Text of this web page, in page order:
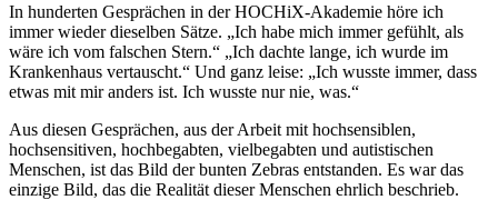
In hunderten Gesprächen in der HOCHiX-Akademie höre ich
immer wieder dieselben Sätze. „Ich habe mich immer gefühlt, als
wäre ich vom falschen Stern.“ „Ich dachte lange, ich wurde im
Krankenhaus vertauscht.“ Und ganz leise: „Ich wusste immer, dass
etwas mit mir anders ist. Ich wusste nur nie, was.“
Aus diesen Gesprächen, aus der Arbeit mit hochsensiblen,
hochsensitiven, hochbegabten, vielbegabten und autistischen
Menschen, ist das Bild der bunten Zebras entstanden. Es war das
einzige Bild, das die Realität dieser Menschen ehrlich beschrieb.